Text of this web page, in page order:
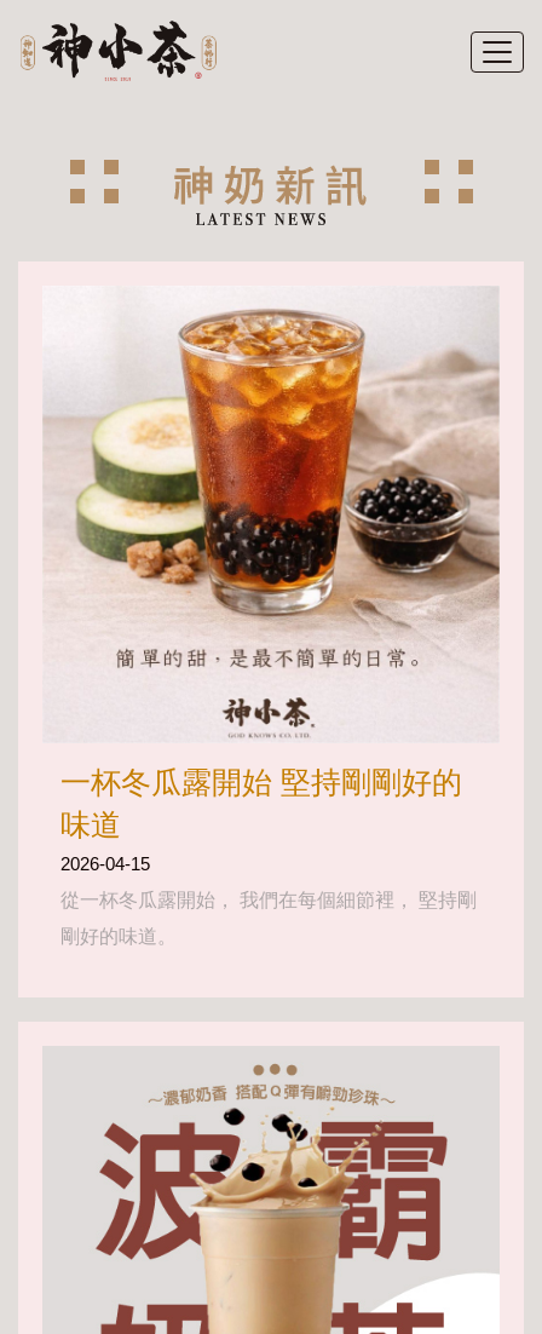
一杯冬瓜露開始 堅持剛剛好的
味道
2026-04-15
從一杯冬瓜露開始， 我們在每個細節裡， 堅持剛
剛好的味道。